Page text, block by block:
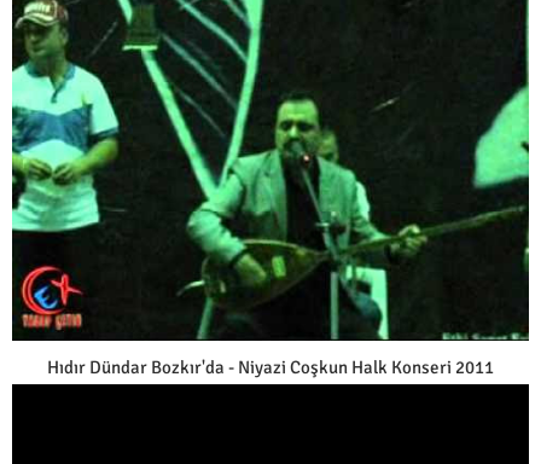
Hıdır Dündar Bozkır'da - Niyazi Coşkun Halk Konseri 2011